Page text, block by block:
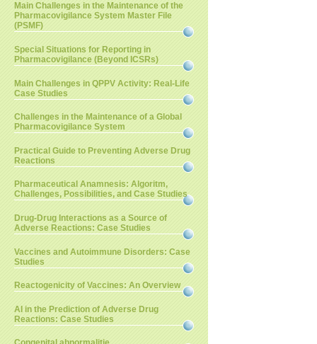
Main Challenges in the Maintenance of the
Pharmacovigilance System Master File
(PSMF)
Special Situations for Reporting in
Pharmacovigilance (Beyond ICSRs)
Main Challenges in QPPV Activity: Real-Life
Case Studies
Challenges in the Maintenance of a Global
Pharmacovigilance System
Practical Guide to Preventing Adverse Drug
Reactions
Pharmaceutical Anamnesis: Algoritm,
Challenges, Possibilities, and Case Studies
Drug-Drug Interactions as a Source of
Adverse Reactions: Case Studies
Vaccines and Autoimmune Disorders: Case
Studies
Reactogenicity of Vaccines: An Overview
AI in the Prediction of Adverse Drug
Reactions: Case Studies